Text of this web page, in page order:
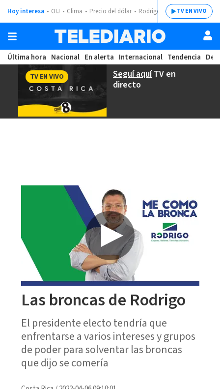
Hoy interesa OIJ Clima Precio del dólar Rodrigo ChavesTV EN VIVO
Última hora Nacional En alerta Internacional Tendencia
Seguí aquíTV en
directo
TV EN VIVO
Las broncas de Rodrigo
El presidente electo tendría que
enfrentarse a varios intereses y grupos
de poder para solventar las broncas
que dijo se comería